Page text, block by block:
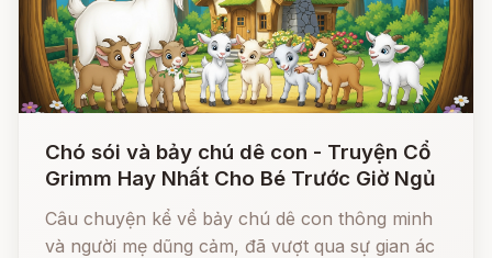
Chó sói và bảy chú dê con - Truyện Cổ
Grimm Hay Nhất Cho Bé Trước Giờ Ngủ
Câu chuyện kể về bảy chú dê con thông minh
và người mẹ dũng cảm, đã vượt qua sự gian ác